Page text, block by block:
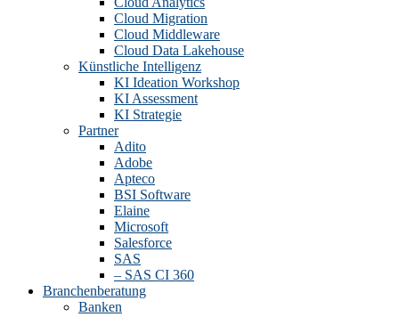
Cloud Migration
Cloud Middleware
Cloud Data Lakehouse
Künstliche Intelligenz
KI Ideation Workshop
KI Assessment
KI Strategie
Partner
Adito
Adobe
Apteco
BSI Software
Elaine
Microsoft
Salesforce
SAS
– SAS CI 360
Branchenberatung
Banken